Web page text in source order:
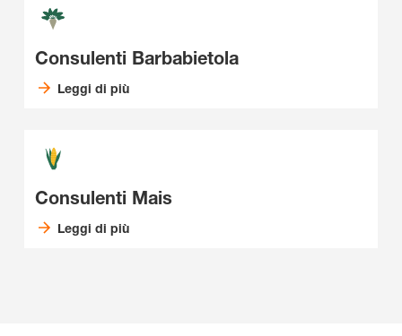
Consulenti Barbabietola
Leggi di più
Consulenti Mais
Leggi di più